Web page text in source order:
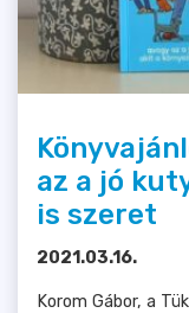
az a jó
is szeret
2021.03.16.
Korom Gábor, a